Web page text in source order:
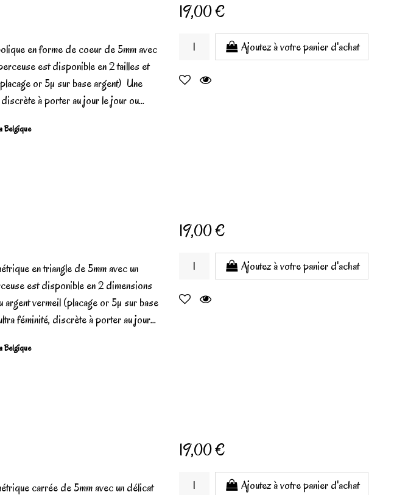
en forme de coeur de 5mm avec
est disponible en 2 tailles et
or 5µ sur base argent) Une
à porter au jour le jour ou...
Belgique
19,00 €
Ajoutez à votre panier d'achat
en triangle de 5mm avec un
est disponible en 2 dimensions
vermeil (placage or 5µ sur base
féminité, discrète à porter au jour...
Belgique
19,00 €
Ajoutez à votre panier d'achat
carrée de 5mm avec un délicat
19,00 €
Ajoutez à votre panier d'achat